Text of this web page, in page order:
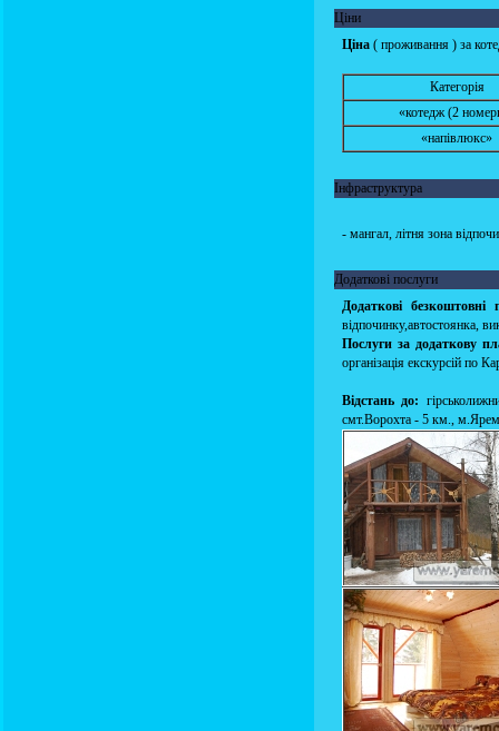
Ціни
Ціна( проживання ) за
Категорія
«котедж (2
«напівлюкс»
Інфраструктура
- мангал, літня зона
Додаткові послуги
Додаткові безкоштовні
відпочинку,автостоянка,
Послуги за додаткову
організація екскурсій по
Відстань до:
смт.Ворохта - 5 км.,